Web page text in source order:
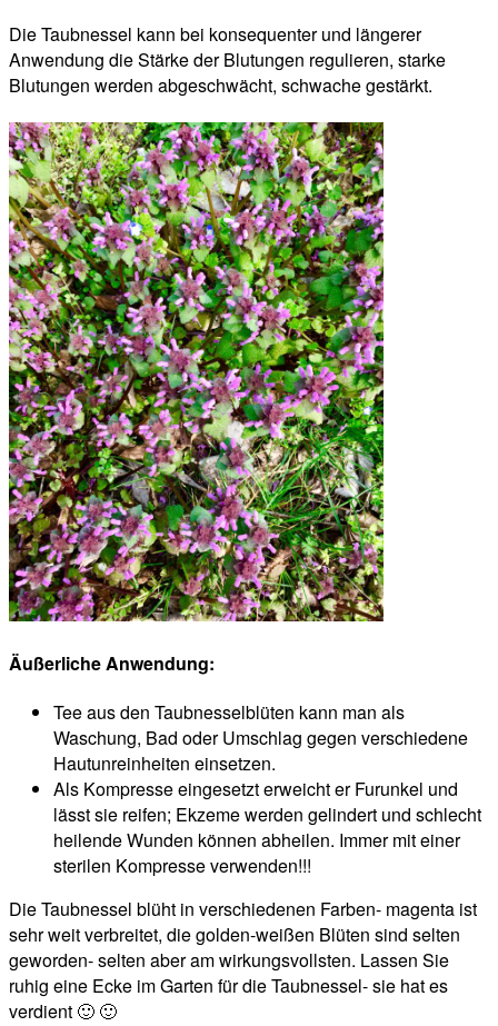
Die Taubnessel kann bei konsequenter und längerer
Anwendung die Stärke der Blutungen regulieren, starke
Blutungen werden abgeschwächt, schwache gestärkt.
Äußerliche Anwendung:
Tee aus den Taubnesselblüten kann man als
Waschung, Bad oder Umschlag gegen verschiedene
Hautunreinheiten einsetzen.
Als Kompresse eingesetzt erweicht er Furunkel und
lässt sie reifen; Ekzeme werden gelindert und schlecht
heilende Wunden können abheilen. Immer mit einer
sterilen Kompresse verwenden!!!
Die Taubnessel blüht in verschiedenen Farben- magenta ist
sehr weit verbreitet, die golden-weißen Blüten sind selten
geworden- selten aber am wirkungsvollsten. Lassen Sie
ruhig eine Ecke im Garten für die Taubnessel- sie hat es
verdient 🙂 🙂